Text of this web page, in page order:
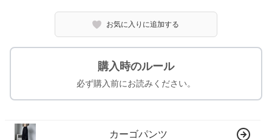
お気に入りに追加する
購入時のルール
必ず購入前にお読みください。
カーゴパンツ